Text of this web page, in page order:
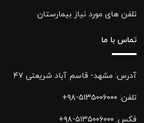
تلفن های مورد نیاز بیمارستان
تماس با ما
آدرس: مشهد- قاسم آباد شریعتی ۴۷
تلفن: ۵۱۳۵۰۰۶۰۰۰-۹۸+
فکس: ۵۱۳۵۰۰۶۰۰۰-۹۸+